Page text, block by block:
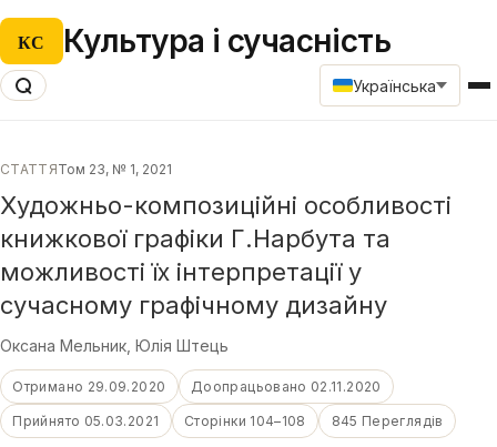
КС Культура і сучасність
Українська
СТАТТЯТом 23, № 1, 2021
Художньо-композиційні особливості
книжкової графіки Г.Нарбута та
можливості їх інтерпретації у
сучасному графічному дизайну
Оксана Мельник Юлія Штець
Отримано 29.09.2020 Доопрацьовано 02.11.2020
Прийнято 05.03.2021 Сторінки 104–108 845 Переглядів